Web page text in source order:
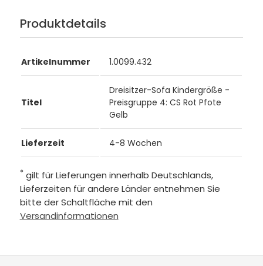
Produktdetails
Artikelnummer 1.0099.432
Titel
Dreisitzer-Sofa Kindergröße -
Preisgruppe 4: CS Rot Pfote
Gelb
Lieferzeit 4-8 Wochen
* gilt für Lieferungen innerhalb Deutschlands,
Lieferzeiten für andere Länder entnehmen Sie
bitte der Schaltfläche mit den
Versandinformationen